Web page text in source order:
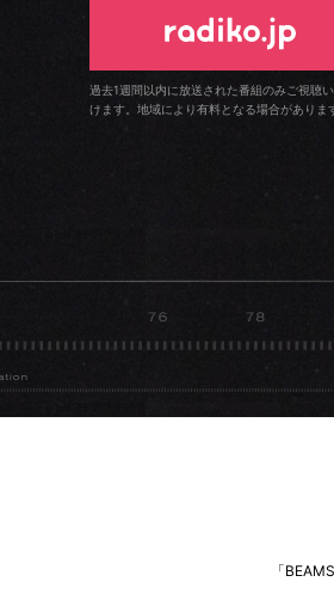
です。小
きた面を
に顔を出し
の中は「
ンガヨガ
「自由」
してくれ
過去1週間以内に放送された番組のみご視聴
けます。地域により有料となる場合がありま
「